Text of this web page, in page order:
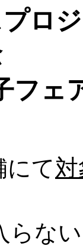
プロ
フェ
にて
らな